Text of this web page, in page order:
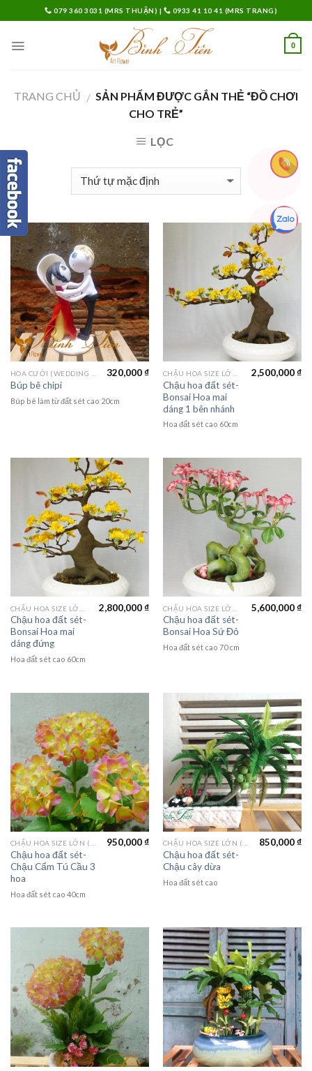
to
content
079 360 3031 (MRS THUẬN) | 0933 41 10 41 (MRS TRANG)
0
TRANG CHỦ / SẢN PHẨM ĐƯỢC GẮN THẺ “ĐỒ CHƠI
CHO TRẺ”
LỌC
Búp bê chipi
320,000₫
Búp bê làm từ đất sét cao 20cm
Chậu hoa đất sét-
Bonsai Hoa mai
dáng 1 bên nhánh
2,500,000₫
Hoa đất sét cao 60cm
Chậu hoa đất sét-
Bonsai Hoa mai
dáng đứng
2,800,000₫
Hoa đất sét cao 60cm
Chậu hoa đất sét-
Bonsai Hoa Sứ Đỏ
5,600,000₫
Hoa đất sét cao 70 cm
CHẬU HOA SIZE LỚN (LAGER FLOWER)
Chậu hoa đất sét-
Chậu Cẩm Tú Cầu 3
hoa
950,000₫
Hoa đất sét cao 40cm
CHẬU HOA SIZE LỚN (LAGER FLOWER)
Chậu hoa đất sét-
Chậu cây dừa
850,000₫
Hoa đất sét cao